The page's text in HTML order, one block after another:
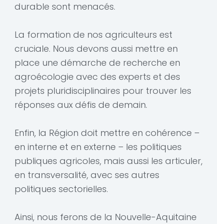
durable sont menacés.
La formation de nos agriculteurs est
cruciale. Nous devons aussi mettre en
place une démarche de recherche en
agroécologie avec des experts et des
projets pluridisciplinaires pour trouver les
réponses aux défis de demain.
Enfin, la Région doit mettre en cohérence –
en interne et en externe – les politiques
publiques agricoles, mais aussi les articuler,
en transversalité, avec ses autres
politiques sectorielles.
Ainsi, nous ferons de la Nouvelle-Aquitaine